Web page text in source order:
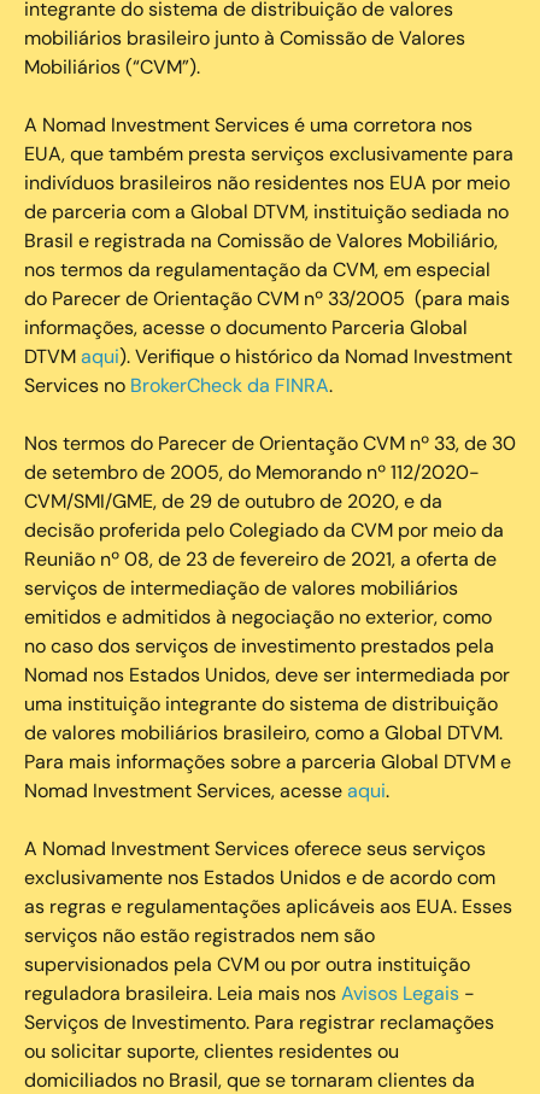
integrante do sistema de distribuição de valores
mobiliários brasileiro junto à Comissão de Valores
Mobiliários (“CVM”).
‍A Nomad Investment Services é uma corretora nos
EUA, que também presta serviços exclusivamente para
indivíduos brasileiros não residentes nos EUA por meio
de parceria com a Global DTVM, instituição sediada no
Brasil e registrada na Comissão de Valores Mobiliário,
nos termos da regulamentação da CVM, em especial
do Parecer de Orientação CVM nº 33/2005 (para mais
informações, acesse o documento Parceria Global
DTVMaqui). Verifique o histórico da Nomad Investment
Services no BrokerCheck da FINRA.
Nos termos do Parecer de Orientação CVM nº 33, de 30
de setembro de 2005, do Memorando nº 112/2020-
CVM/SMI/GME, de 29 de outubro de 2020, e da
decisão proferida pelo Colegiado da CVM por meio da
Reunião nº 08, de 23 de fevereiro de 2021, a oferta de
serviços de intermediação de valores mobiliários
emitidos e admitidos à negociação no exterior, como
no caso dos serviços de investimento prestados pela
Nomad nos Estados Unidos, deve ser intermediada por
uma instituição integrante do sistema de distribuição
de valores mobiliários brasileiro, como a Global DTVM.
Para mais informações sobre a parceria Global DTVM e
Nomad Investment Services, acesseaqui.
A Nomad Investment Services oferece seus serviços
exclusivamente nos Estados Unidos e de acordo com
as regras e regulamentações aplicáveis aos EUA. Esses
serviços não estão registrados nem são
supervisionados pela CVM ou por outra instituição
reguladora brasileira. Leia mais nosAvisos Legais -
Serviços de Investimento. Para registrar reclamações
ou solicitar suporte, clientes residentes ou
domiciliados no Brasil, que se tornaram clientes da